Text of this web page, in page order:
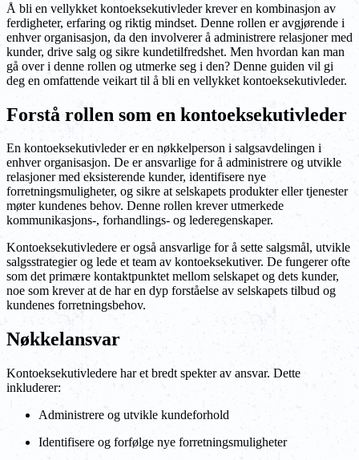
Å bli en vellykket kontoeksekutivleder krever en kombinasjon av
ferdigheter, erfaring og riktig mindset. Denne rollen er avgjørende i
enhver organisasjon, da den involverer å administrere relasjoner med
kunder, drive salg og sikre kundetilfredshet. Men hvordan kan man
gå over i denne rollen og utmerke seg i den? Denne guiden vil gi
deg en omfattende veikart til å bli en vellykket kontoeksekutivleder.
Forstå rollen som en kontoeksekutivleder
En kontoeksekutivleder er en nøkkelperson i salgsavdelingen i
enhver organisasjon. De er ansvarlige for å administrere og utvikle
relasjoner med eksisterende kunder, identifisere nye
forretningsmuligheter, og sikre at selskapets produkter eller tjenester
møter kundenes behov. Denne rollen krever utmerkede
kommunikasjons-, forhandlings- og lederegenskaper.
Kontoeksekutivledere er også ansvarlige for å sette salgsmål, utvikle
salgsstrategier og lede et team av kontoeksekutiver. De fungerer ofte
som det primære kontaktpunktet mellom selskapet og dets kunder,
noe som krever at de har en dyp forståelse av selskapets tilbud og
kundenes forretningsbehov.
Nøkkelansvar
Kontoeksekutivledere har et bredt spekter av ansvar. Dette
inkluderer:
Administrere og utvikle kundeforhold
Identifisere og forfølge nye forretningsmuligheter